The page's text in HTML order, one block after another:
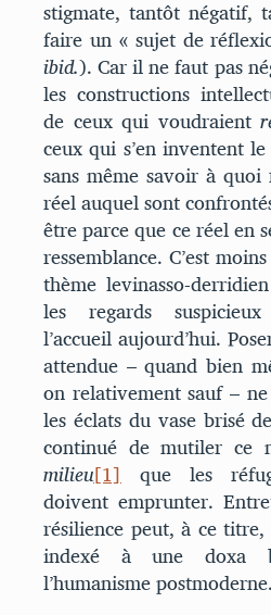
stigmate, tantôt négatif,
faire un « sujet de
ibid.). Car il ne faut pas
les constructions
de ceux qui voudraient
ceux qui s’en inventent
sans même savoir à
réel auquel sont
être parce que ce réel en
ressemblance. C’est
thème levinasso-
les regards
l’accueil aujourd’hui.
attendue – quand bien
on relativement sauf –
les éclats du vase brisé
continué de mutiler ce
milieu[1] que les
doivent emprunter.
résilience peut, à ce
indexé à une doxa
l’humanisme postmoderne.